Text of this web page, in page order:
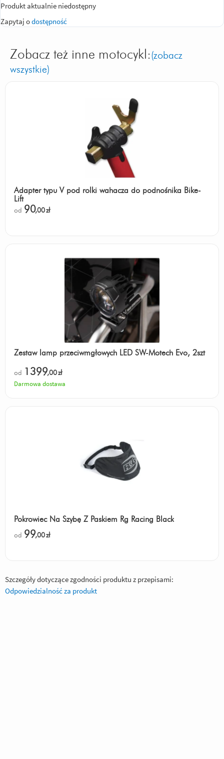
Produkt aktualnie niedostępny
Zapytaj odostępność
Zobacz też inne motocykl:(zobacz
wszystkie)
Adapter typu V pod rolki wahacza do podnośnika Bike-
Lift
od 90,00zł
Zestaw lamp przeciwmgłowych LED SW-Motech Evo, 2szt
od 1399,00zł
Darmowa dostawa
Pokrowiec Na Szybę Z Paskiem Rg Racing Black
od 99,00zł
Szczegóły dotyczące zgodności produktu z przepisami:
Odpowiedzialność za produkt